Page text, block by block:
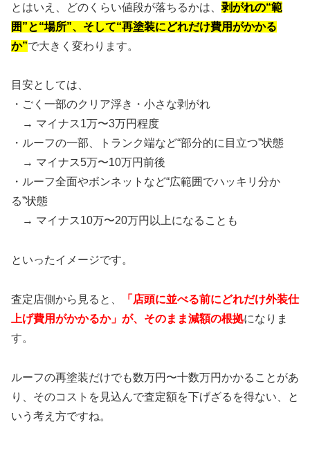
とはいえ、どのくらい値段が落ちるかは、 剥がれの“範
囲”と“場所”、そして“再塗装にどれだけ費用がかかる
か”で大きく変わります。
目安としては、
・ごく一部のクリア浮き・小さな剥がれ
→ マイナス1万〜3万円程度
・ルーフの一部、トランク端など“部分的に目立つ”状態
→ マイナス5万〜10万円前後
・ルーフ全面やボンネットなど“広範囲でハッキリ分か
る”状態
→ マイナス10万〜20万円以上になることも
といったイメージです。
査定店側から見ると、
「店頭に並べる前にどれだけ外装仕
上げ費用がかかるか」が、そのまま減額の根拠になりま
す。
ルーフの再塗装だけでも数万円〜十数万円かかることがあ
り、そのコストを見込んで査定額を下げざるを得ない、と
いう考え方ですね。